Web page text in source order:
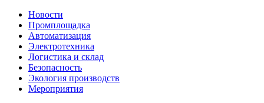
Новости
Промплощадка
Автоматизация
Электротехника
Логистика и склад
Безопасность
Экология производств
Мероприятия